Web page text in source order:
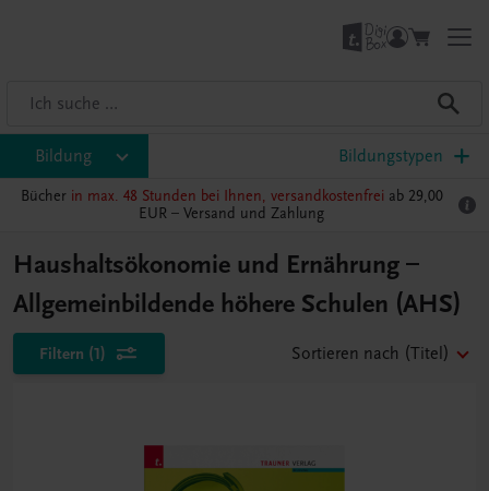
Bildung Bildungstypen
Bücher in max. 48 Stunden bei Ihnen, versandkostenfrei ab 29,00
EUR – Versand und Zahlung
Haushaltsökonomie und Ernährung –
Allgemeinbildende höhere Schulen (AHS)
Filtern (1) Sortieren nach (Titel)